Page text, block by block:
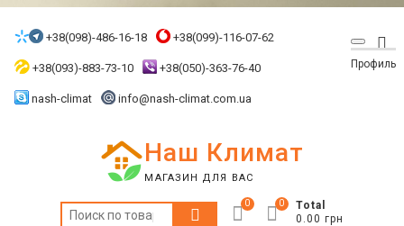
Skip
+38(098)-486-16-18 +38(099)-116-07-62
+38(093)-883-73-10 +38(050)-363-76-40
nash-climat info@nash-climat.com.ua
Профиль
Наш Климат
МАГАЗИН ДЛЯ ВАС
Искать:
0
Total
0.00 грн
0